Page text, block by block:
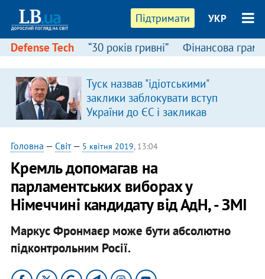
Підтримати УКР
Defense Tech “30 років гривні” Фінансова
Туск назвав "ідіотськими"
заклики заблокувати вступ
України до ЄС і закликав
припинити антиукраїнську
риторику
Головна — Світ— 5 квітня 2019, 13:04
Кремль допомагав на
парламентських виборах у
Німеччині кандидату від АдН, - ЗМІ
Маркус Фронмаєр може бути абсолютно
підконтрольним Росії.